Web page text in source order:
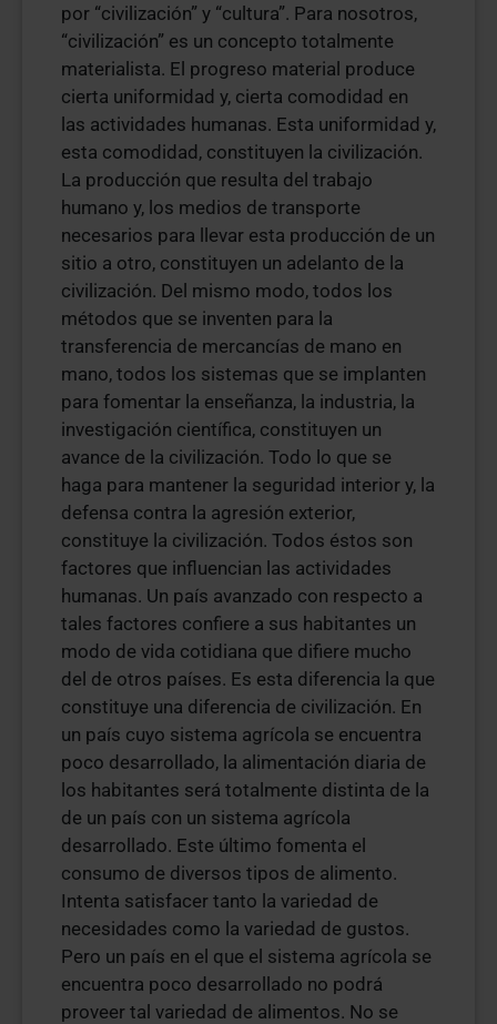
por “civilización” y “cultura”. Para nosotros,
“civilización” es un concepto totalmente
materialista. El progreso material produce
cierta uniformidad y, cierta comodidad en
las actividades humanas. Esta uniformidad y,
esta comodidad, constituyen la civilización.
La producción que resulta del trabajo
humano y, los medios de transporte
necesarios para llevar esta producción de un
sitio a otro, constituyen un adelanto de la
civilización. Del mismo modo, todos los
métodos que se inventen para la
transferencia de mercancías de mano en
mano, todos los sistemas que se implanten
para fomentar la enseñanza, la industria, la
investigación científica, constituyen un
avance de la civilización. Todo lo que se
haga para mantener la seguridad interior y, la
defensa contra la agresión exterior,
constituye la civilización. Todos éstos son
factores que influencian las actividades
humanas. Un país avanzado con respecto a
tales factores confiere a sus habitantes un
modo de vida cotidiana que difiere mucho
del de otros países. Es esta diferencia la que
constituye una diferencia de civilización. En
un país cuyo sistema agrícola se encuentra
poco desarrollado, la alimentación diaria de
los habitantes será totalmente distinta de la
de un país con un sistema agrícola
desarrollado. Este último fomenta el
consumo de diversos tipos de alimento.
Intenta satisfacer tanto la variedad de
necesidades como la variedad de gustos.
Pero un país en el que el sistema agrícola se
encuentra poco desarrollado no podrá
proveer tal variedad de alimentos. No se